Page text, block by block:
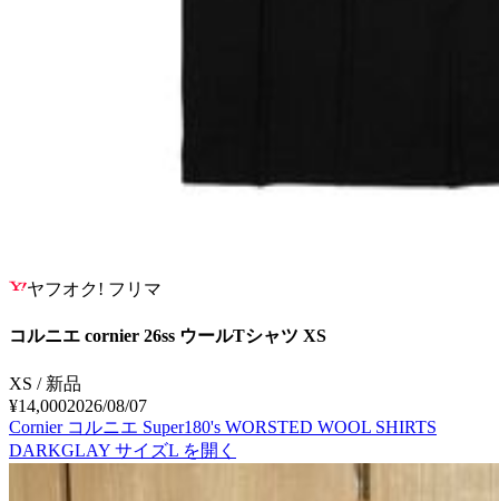
ヤフオク! フリマ
コルニエ cornier 26ss ウールTシャツ XS
XS / 新品
¥14,0002026/08/07
Cornier コルニエ Super180's WORSTED WOOL SHIRTS
DARKGLAY サイズL を開く